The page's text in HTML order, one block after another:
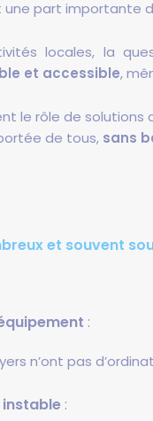
une part importante
locales, la
et accessible,
le rôle de solutions
de tous, sans
et souvent
:
n’ont pas
instable :